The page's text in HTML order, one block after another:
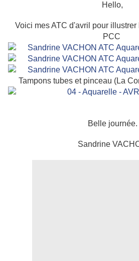
Hello,
Voici mes ATC d'avril pour
PCC
Tampons tubes et pinceau (La
Belle journée.
Sandrine